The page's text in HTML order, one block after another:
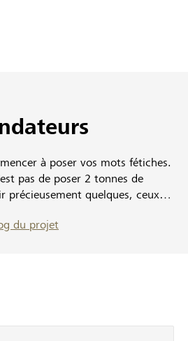
à poser vos mots fétiches.
pas de poser 2 tonnes de
précieusement quelques, ceux
#datagueule en construction.
vous êtes
nous retrouver pour
du projet